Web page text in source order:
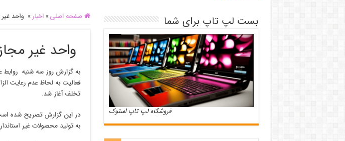
صفحه اصلی » اخبار » واحد
واحد غیر
به گزارش روز سه شنبه روابط
فعالیت به لحاظ عدم رعایت
تخلف آغاز شد.
در این گزارش تصریح شده است
به تولید محصولات غیر
بست لپ تاپ برای شما
فروشگاه لپ تاپ استوک